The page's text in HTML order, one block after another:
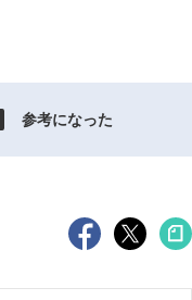
参考になった